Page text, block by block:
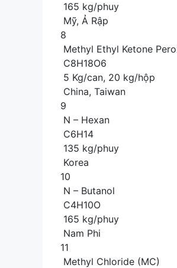
165 kg/phuy
Mỹ, Ả Rập
8
Methyl Ethyl Ketone
C8H18O6
5 Kg/can, 20 kg/hộp
China, Taiwan
9
N – Hexan
C6H14
135 kg/phuy
Korea
10
N – Butanol
C4H10O
165 kg/phuy
Nam Phi
11
Methyl Chloride (MC)